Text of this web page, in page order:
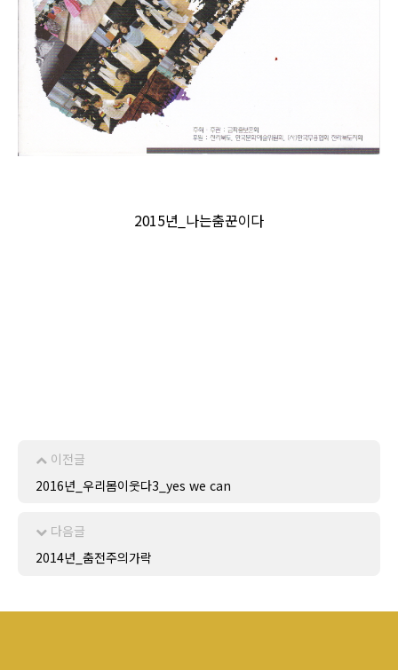
2015년_나는춤꾼이다
이전글
2016년_우리몸이웃다3_yes we can
다음글
2014년_춤전주의가락